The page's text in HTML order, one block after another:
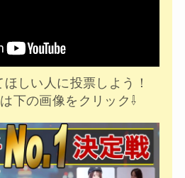
しい人に投票しよう！
下の画像をクリック⇩